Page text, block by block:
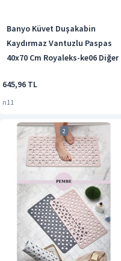
Banyo Küvet Duşakabin
Kaydırmaz Vantuzlu Paspas
40x70 Cm Royaleks-ke06 Diğer
645,96 TL
n11
2